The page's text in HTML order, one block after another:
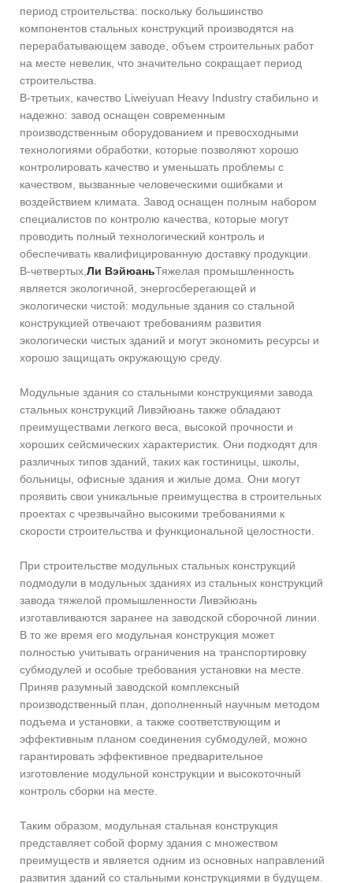
период строительства: поскольку большинство
компонентов стальных конструкций производятся на
перерабатывающем заводе, объем строительных работ
на месте невелик, что значительно сокращает период
строительства.
В-третьих, качество Liweiyuan Heavy Industry стабильно и
надежно: завод оснащен современным
производственным оборудованием и превосходными
технологиями обработки, которые позволяют хорошо
контролировать качество и уменьшать проблемы с
качеством, вызванные человеческими ошибками и
воздействием климата. Завод оснащен полным набором
специалистов по контролю качества, которые могут
проводить полный технологический контроль и
обеспечивать квалифицированную доставку продукции.
В-четвертых,Ли ВэйюаньТяжелая промышленность
является экологичной, энергосберегающей и
экологически чистой: модульные здания со стальной
конструкцией отвечают требованиям развития
экологически чистых зданий и могут экономить ресурсы и
хорошо защищать окружающую среду.
Модульные здания со стальными конструкциями завода
стальных конструкций Ливэйюань также обладают
преимуществами легкого веса, высокой прочности и
хороших сейсмических характеристик. Они подходят для
различных типов зданий, таких как гостиницы, школы,
больницы, офисные здания и жилые дома. Они могут
проявить свои уникальные преимущества в строительных
проектах с чрезвычайно высокими требованиями к
скорости строительства и функциональной целостности.
При строительстве модульных стальных конструкций
подмодули в модульных зданиях из стальных конструкций
завода тяжелой промышленности Ливэйюань
изготавливаются заранее на заводской сборочной линии.
В то же время его модульная конструкция может
полностью учитывать ограничения на транспортировку
субмодулей и особые требования установки на месте.
Приняв разумный заводской комплексный
производственный план, дополненный научным методом
подъема и установки, а также соответствующим и
эффективным планом соединения субмодулей, можно
гарантировать эффективное предварительное
изготовление модульной конструкции и высокоточный
контроль сборки на месте.
Таким образом, модульная стальная конструкция
представляет собой форму здания с множеством
преимуществ и является одним из основных направлений
развития зданий со стальными конструкциями в будущем.